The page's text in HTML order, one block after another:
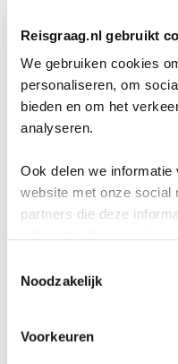
Reisgraag.nl gebruikt
We gebruiken cookies
personaliseren, om
bieden en om het
analyseren.
Ook delen we
website met onze social
partners die deze
Noodzakelijk
Voorkeuren
Wat zijn uw
Naam *
E-mailadres *